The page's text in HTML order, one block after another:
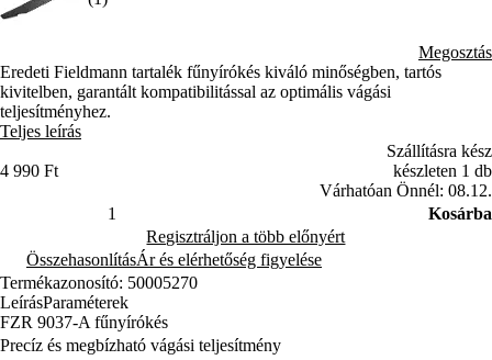
Megosztás
Eredeti Fieldmann tartalék fűnyírókés kiváló minőségben, tartós
kivitelben, garantált kompatibilitással az optimális vágási
teljesítményhez.
Teljes leírás
4 990 Ft
Szállításra kész
készleten 1 db
Várhatóan Önnél: 08.12.
Kosárba
Regisztráljon a több előnyért
ÖsszehasonlításÁr és elérhetőség figyelése
Termékazonosító: 50005270
LeírásParaméterek
FZR 9037-A fűnyírókés
Precíz és megbízható vágási teljesítmény